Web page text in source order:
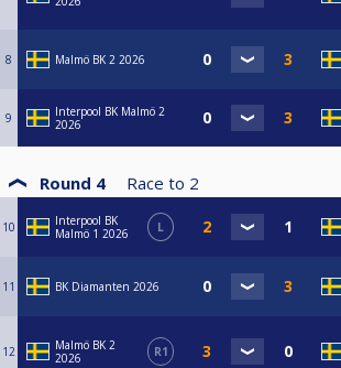
8 Malmö BK 2 2026
9
Interpool BK Malmö 2
2026
Round 4 Race to 2
10
Interpool BK
Malmö 1 2026
L
11 BK Diamanten 2026
12
Malmö BK 2
2026
R1